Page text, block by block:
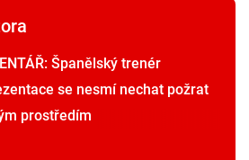
Španělský trenér
se nesmí nechat požrat
prostředím